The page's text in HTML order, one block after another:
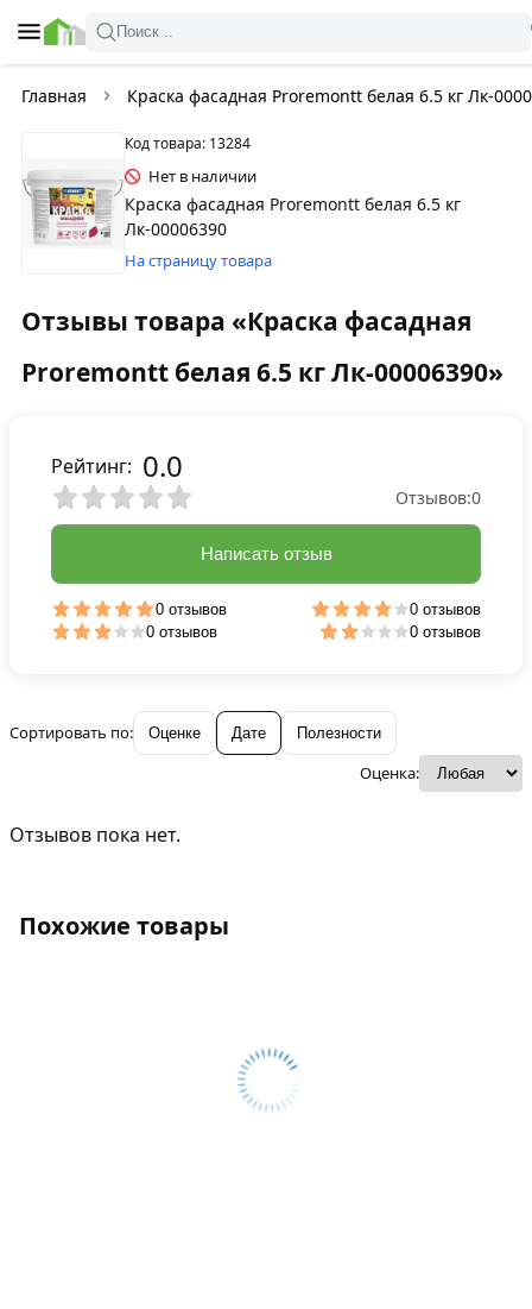
Поиск ..
Главная Краска фасадная Proremontt белая 6.5 кг Лк-
Код товара: 13284
Нет в наличии
Краска фасадная Proremontt белая 6.5 кг
Лк-00006390
На страницу товара
Отзывы товара «Краска фасадная
Proremontt белая 6.5 кг Лк-00006390»
Сортировать по: Оценке Дате Полезности
Оценка:
Отзывов пока нет.
Рейтинг: 0.0
Отзывов:0
Написать отзыв
0 отзывов
0 отзывов
0 отзывов
0 отзывов
Похожие товары